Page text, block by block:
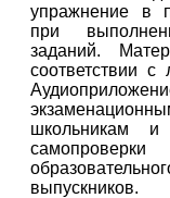
упражнение в
при
заданий.
соответствии с
школьникам
выпускников.